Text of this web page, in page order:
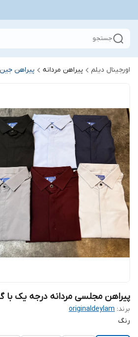
جستجو
اورجینال دیلم پیراهن مردانه پیراهن جین
پیراهن مجلسی مردانه درجه یک با
برند: originaldeylam
رنگ